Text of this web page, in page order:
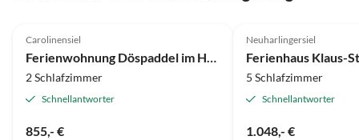
Carolinensiel
Ferienwohnung Döspaddel im Haus Nordseestrand
2 Schlafzimmer
Schnellantworter
855,- €
Neuharlingersiel
5 Schlafzimmer
Schnellantworter
1.048,- €